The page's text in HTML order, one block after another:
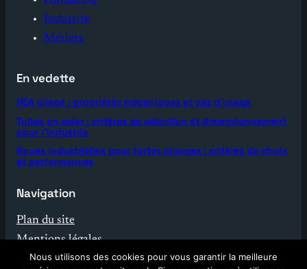
Industrie
Métiers
En vedette
HEA allégé : propriétés mécaniques et cas d’usage
Tubes en acier : critères de sélection et dimensionnement
pour l’industrie
Roues industrielles pour fortes charges : critères de choix
et performances
Navigation
Plan du site
Mentions légales
Contact
Nous utilisons des cookies pour vous garantir la meilleure